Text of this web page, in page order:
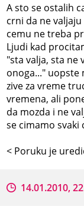
A sto se ostalih
crni da ne
cemu ne treba
Ljudi kad
"sta valja, sta ne
onoga..." uopste
zive za vreme
vremena, ali
da mozda i ne
se cimamo svaki
< Poruku je
14.01.2010,